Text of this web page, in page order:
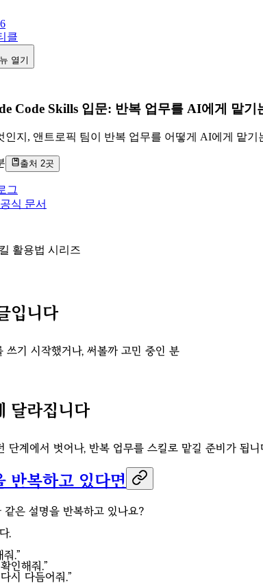
클
열기
Code Skills 입문: 반복 업무를 AI에게 맡기
인지, 앤트로픽 팀이 반복 업무를 어떻게 AI에게 맡
출처 2곳
그
식 문서
활용법 시리즈
입니다
쓰기 시작했거나, 써볼까 고민 중인 분
달라집니다
단계에서 벗어나, 반복 업무를 스킬로 맡길 준비가 됩니
반복하고 있다면
은 설명을 반복하고 있나요?
.
.”
인해줘.”
시 다듬어줘.”